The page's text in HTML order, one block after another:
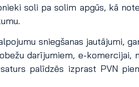
soli pa solim apgūs, kā
sniegšanas jautājumi,
darījumiem, e-komercijai,
palīdzēs izprast PVN